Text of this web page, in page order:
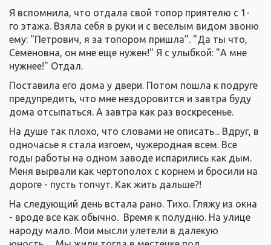
Я вспомнила, что отдала свой топор приятелю с 1-
го этажа. Взяла себя в руки и с веселым видом звоню
ему: "Петрович, я за топором пришла". "Да ты что,
Семеновна, он мне еще нужен!" Я с улыбкой: "А мне
нужнее!" Отдал.
Поставила его дома у двери. Потом пошла к подруге
предупредить, что мне нездоровится и завтра буду
дома отсыпаться. А завтра как раз воскресенье.
На душе так плохо, что словами не описать... Вдруг, в
одночасье я стала изгоем, чужеродная всем. Все
годы работы на одном заводе испарились как дым.
Меня вырвали как чертополох с корнем и бросили на
дороге - пусть топчут. Как жить дальше?!
На следующий день встала рано. Тихо. Гляжу из окна
- вроде все как обычно. Время к полудню. На улице
народу мало. Мои мысли улетели в далекую